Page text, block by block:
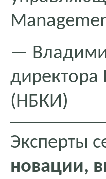
—
(НБКИ)
Эксперты
новации,